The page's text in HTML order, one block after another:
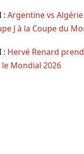
: Argentine vs
J à la Coupe du
: Hervé Renard
Mondial 2026